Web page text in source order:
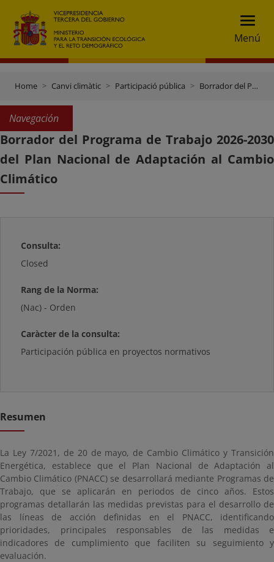
Menú
Home Canvi climàtic Participació pública Borrador del Programa de Trabajo 2026-2030 del Plan Nacional de Adaptación al Cambio Climático
Navegación
Borrador del Programa de Trabajo 2026-2030
del Plan Nacional de Adaptación al Cambio
Climático
Consulta:
Closed
Rang de la Norma:
(Nac) - Orden
Caràcter de la consulta:
Participación pública en proyectos normativos
Resumen
La Ley 7/2021, de 20 de mayo, de Cambio Climático y Transición
Energética, establece que el Plan Nacional de Adaptación al
Cambio Climático (PNACC) se desarrollará mediante Programas de
Trabajo, que se aplicarán en periodos de cinco años. Estos
programas detallarán las medidas previstas para el desarrollo de
las líneas de acción definidas en el PNACC, identificando
prioridades, principales responsables de las medidas e
indicadores de cumplimiento que faciliten su seguimiento y
evaluación.